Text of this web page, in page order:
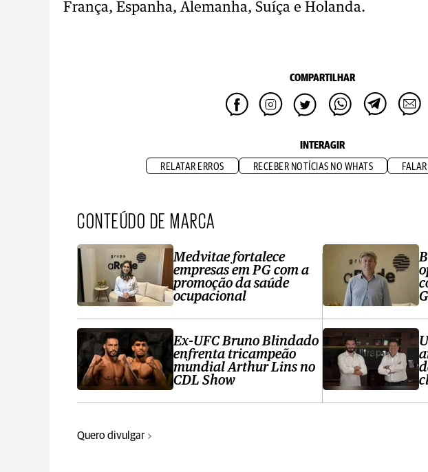
França, Espanha, Alemanha, Suíça e Holanda.
COMPARTILHAR
INTERAGIR
RELATAR ERROS RECEBER NOTÍCIAS NO WHATS
CONTEÚDO DE MARCA
Medvitae fortalece
empresas em PG com a
promoção da saúde
ocupacional
Ex-UFC Bruno Blindado
enfrenta tricampeão
mundial Arthur Lins no
CDL Show
Quero divulgar